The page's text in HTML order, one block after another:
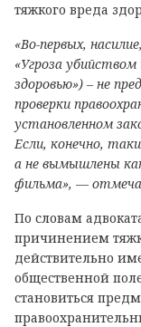
тяжкого вреда
«Во-первых,
«Угроза
здоровью») – не
проверки
установленном
Если, конечно,
а не вымышлены
фильма», —
По словам
причинением
действительно
общественной
становиться